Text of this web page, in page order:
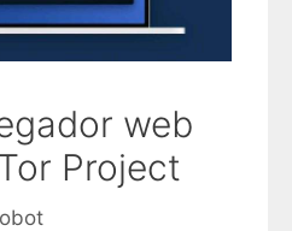
web
Project